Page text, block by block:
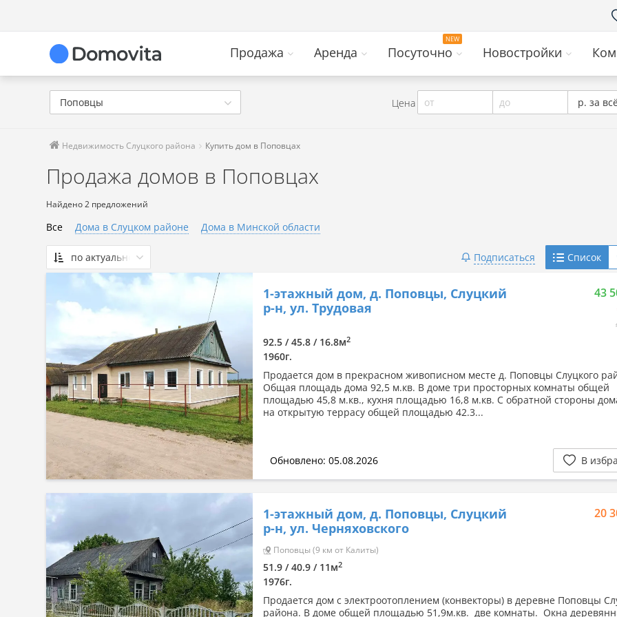
Продажа Аренда Посуточно Новостройки
Поповцы Цена от до р. за
Недвижимость Слуцкого района Купить дом в Поповцах
Продажа домов в Поповцах
Найдено 2 предложений
Все Дома в Слуцком районе Дома в Минской области
по актуальности
По актуальности
Сначала дорогие
По комнатности: большая →
малая
По комнатности: малая →
большая
По площади: большая → малая
По площади: малая → большая
Подписаться Список
1-этажный дом, д. Поповцы, Слуцкий
р-н, ул. Трудовая
43
92.5 / 45.8 / 16.8м2
1960г.
Продается дом в прекрасном живописном месте д. Поповцы Слуцкого
Общая площадь дома 92,5 м.кв. В доме три просторных комнаты общей
площадью 45,8 м.кв., кухня площадью 16,8 м.кв. С обратной стороны
на открытую террасу общей площадью 42.3...
Обновлено: 05.08.2026 В
1-этажный дом, д. Поповцы, Слуцкий
р-н, ул. Черняховского
Поповцы (9 км от Калиты)
20
51.9 / 40.9 / 11м2
1976г.
Продается дом с электроотоплением (конвекторы) в деревне Поповцы
района. В доме общей площадью 51,9м.кв. две комнаты. Окна